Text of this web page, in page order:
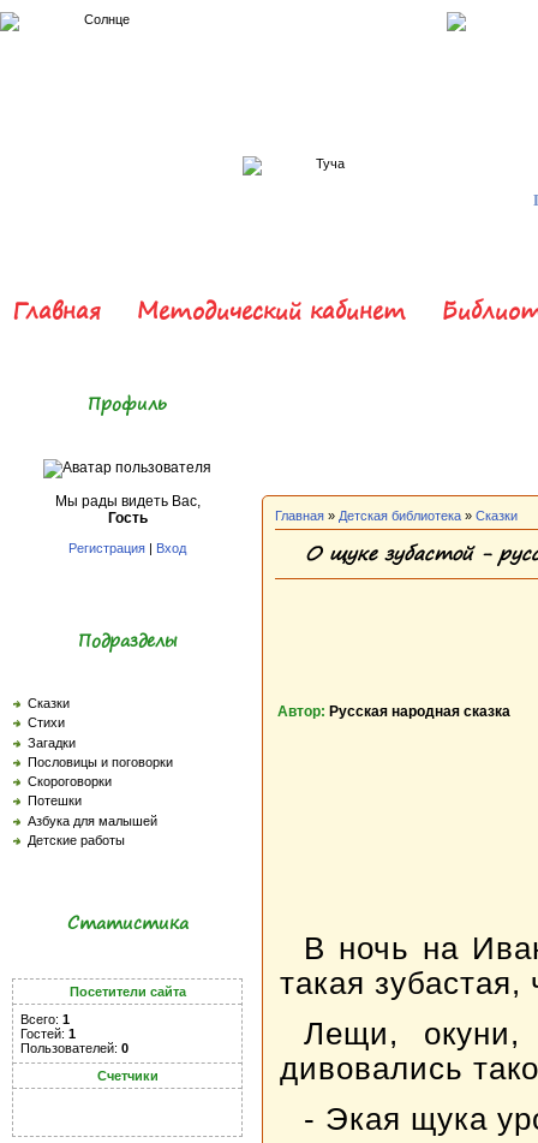
Главная Методический кабинет
Профиль
Мы рады видеть Вас,
Гость
Регистрация | Вход
Подразделы
Сказки
Стихи
Загадки
Пословицы и поговорки
Скороговорки
Потешки
Азбука для малышей
Детские работы
Статистика
Посетители сайта
Всего: 1
Гостей: 1
Пользователей: 0
Счетчики
Главная » Детская библиотека » Сказки
О щуке зубастой -
Автор: Русская народная сказка
В ночь на
такая
Лещи, окуни,
дивовались
- Экая щука